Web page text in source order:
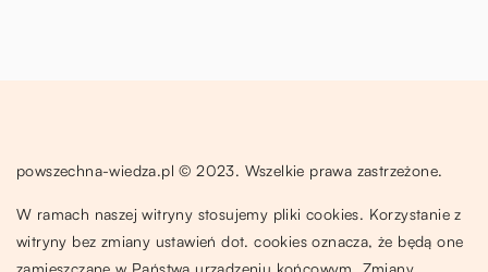
powszechna-wiedza.pl © 2023. Wszelkie prawa zastrzeżone.
W ramach naszej witryny stosujemy pliki cookies. Korzystanie z
witryny bez zmiany ustawień dot. cookies oznacza, że będą one
zamieszczane w Państwa urządzeniu końcowym. Zmiany